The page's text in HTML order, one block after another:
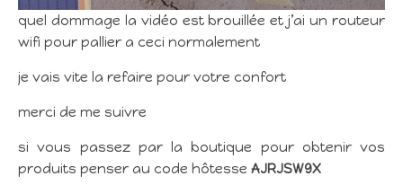
quel dommage la vidéo est brouillée et j’ai un routeur
wifi pour pallier a ceci normalement
je vais vite la refaire pour votre confort
merci de me suivre
si vous passez par la boutique pour obtenir vos
produits penser au code hôtesse AJRJSW9X